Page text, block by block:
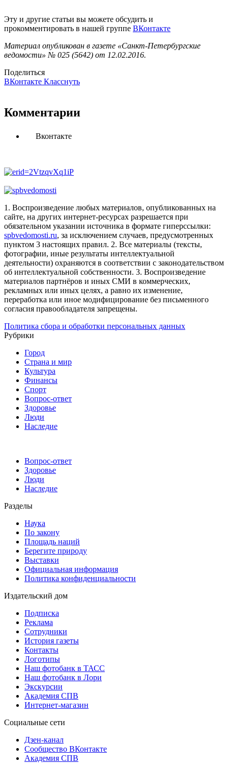
Эту и другие статьи вы можете обсудить и
прокомментировать в нашей группе ВКонтакте
Материал опубликован в газете «Санкт-Петербургские
ведомости» № 025 (5642) от 12.02.2016.
Поделиться
ВКонтакте Класснуть
Комментарии
Вконтакте
1. Воспроизведение любых материалов, опубликованных на
сайте, на других интернет-ресурсах разрешается при
обязательном указании источника в формате гиперссылки:
spbvedomosti.ru, за исключением случаев, предусмотренных
пунктом 3 настоящих правил. 2. Все материалы (тексты,
фотографии, иные результаты интеллектуальной
деятельности) охраняются в соответствии с законодательством
об интеллектуальной собственности. 3. Воспроизведение
материалов партнёров и иных СМИ в коммерческих,
рекламных или иных целях, а равно их изменение,
переработка или иное модифицирование без письменного
согласия правообладателя запрещены.
Политика сбора и обработки персональных данных
Рубрики
Город
Страна и мир
Культура
Финансы
Спорт
Вопрос-ответ
Здоровье
Люди
Наследие
Вопрос-ответ
Здоровье
Люди
Наследие
Разделы
Наука
По закону
Площадь наций
Берегите природу
Выставки
Официальная информация
Политика конфиденциальности
Издательский дом
Подписка
Реклама
Сотрудники
История газеты
Контакты
Логотипы
Наш фотобанк в ТАСС
Наш фотобанк в Лори
Экскурсии
Академия СПВ
Интернет-магазин
Социальные сети
Дзен-канал
Сообщество ВКонтакте
Академия СПВ